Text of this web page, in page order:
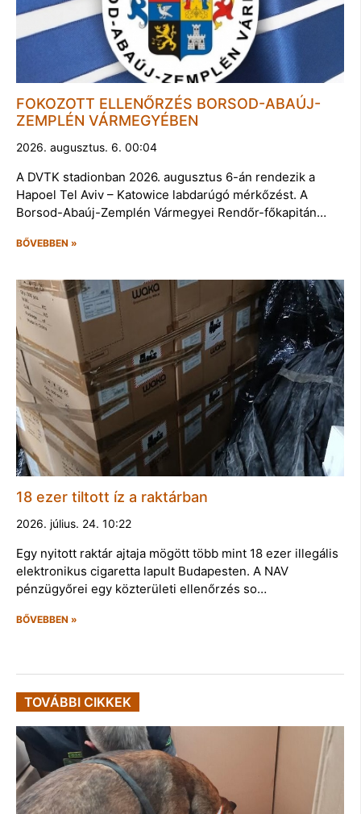
FOKOZOTT ELLENŐRZÉS BORSOD-ABAÚJ-
ZEMPLÉN VÁRMEGYÉBEN
2026. augusztus. 6. 00:04
A DVTK stadionban 2026. augusztus 6-án rendezik a
Hapoel Tel Aviv – Katowice labdarúgó mérkőzést. A
Borsod-Abaúj-Zemplén Vármegyei Rendőr-főkapitán…
BŐVEBBEN »
18 ezer tiltott íz a raktárban
2026. július. 24. 10:22
Egy nyitott raktár ajtaja mögött több mint 18 ezer illegális
elektronikus cigaretta lapult Budapesten. A NAV
pénzügyőrei egy közterületi ellenőrzés so…
BŐVEBBEN »
TOVÁBBI CIKKEK